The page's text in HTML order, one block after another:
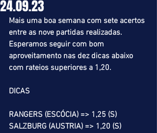
24.09.23
Mais uma boa semana com sete acertos
entre as nove partidas realizadas.
Esperamos seguir com bom
aproveitamento nas dez dicas abaixo
com rateios superiores a 1,20.
DICAS
RANGERS (ESCÓCIA) => 1,25 (S)
SALZBURG (AUSTRIA) => 1,20 (S)